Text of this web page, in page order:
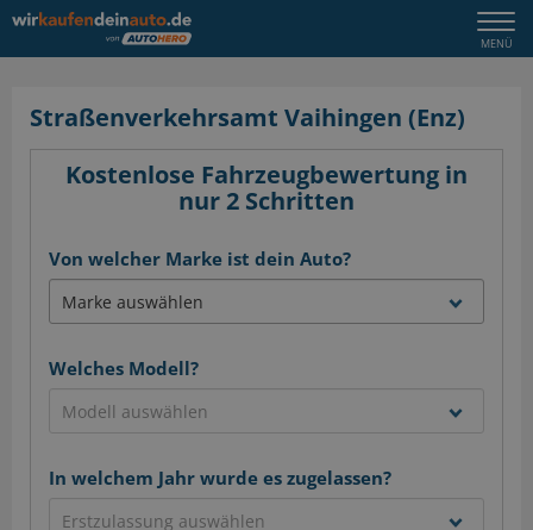
MENÜ
Straßenverkehrsamt Vaihingen (Enz)
Kostenlose Fahrzeugbewertung in
nur 2 Schritten
Von welcher Marke ist dein Auto?
Welches Modell?
In welchem Jahr wurde es zugelassen?